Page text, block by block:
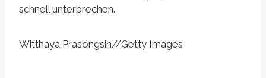
schnell unterbrechen.
Witthaya Prasongsin//Getty Images